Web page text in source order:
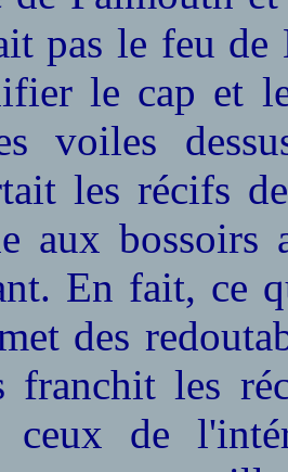
pas le feu de
le cap et
voiles
les récifs
aux bossoirs
En fait, ce
des
franchit les
ceux de